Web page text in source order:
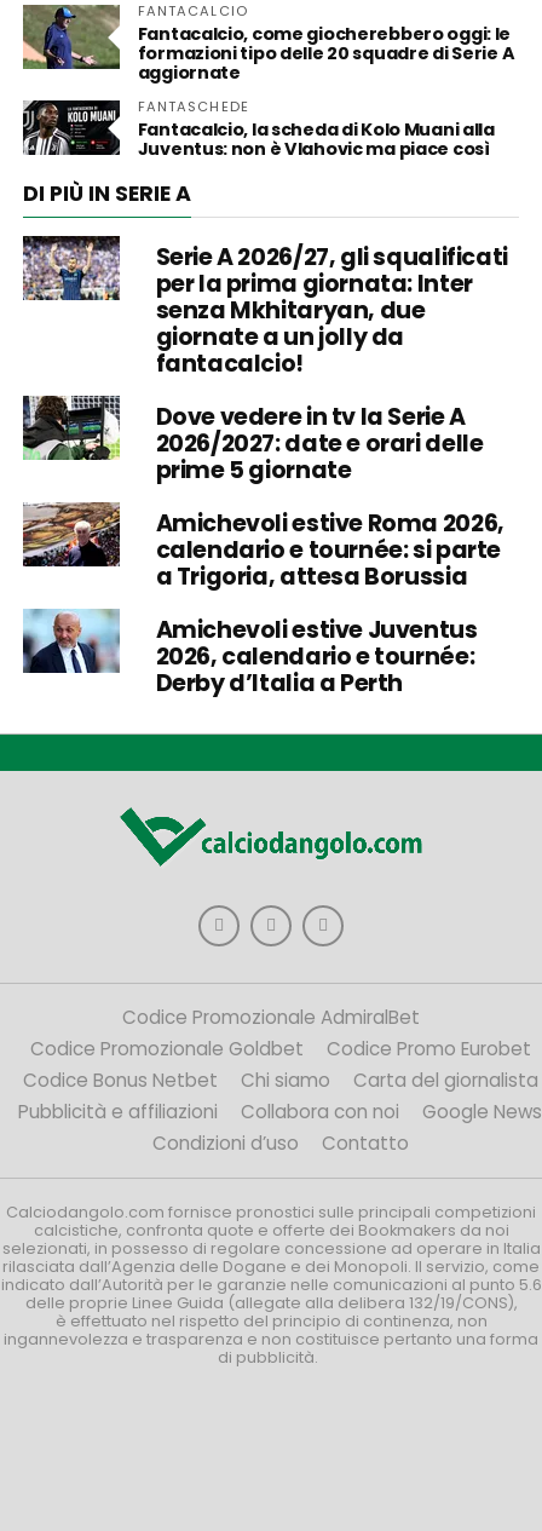
FANTACALCIO
Fantacalcio, come giocherebbero oggi: le
formazioni tipo delle 20 squadre di Serie A
aggiornate
FANTASCHEDE
Fantacalcio, la scheda di Kolo Muani alla
Juventus: non è Vlahovic ma piace così
DI PIÙ IN SERIE A
Serie A 2026/27, gli squalificati
per la prima giornata: Inter
senza Mkhitaryan, due
giornate a un jolly da
fantacalcio!
Dove vedere in tv la Serie A
2026/2027: date e orari delle
prime 5 giornate
Amichevoli estive Roma 2026,
calendario e tournée: si parte
a Trigoria, attesa Borussia
Amichevoli estive Juventus
2026, calendario e tournée:
Derby d’Italia a Perth
Codice Promozionale AdmiralBet
Codice Promozionale Goldbet
Codice Promo Eurobet
Codice Bonus Netbet
Chi siamo
Carta del giornalista
Pubblicità e affiliazioni
Collabora con noi
Google News
Condizioni d’uso
Contatto
Calciodangolo.com fornisce pronostici sulle principali competizioni
calcistiche, confronta quote e offerte dei Bookmakers da noi
selezionati, in possesso di regolare concessione ad operare in Italia
rilasciata dall’Agenzia delle Dogane e dei Monopoli. Il servizio, come
indicato dall’Autorità per le garanzie nelle comunicazioni al punto 5.6
delle proprie Linee Guida (allegate alla delibera 132/19/CONS),
è effettuato nel rispetto del principio di continenza, non
ingannevolezza e trasparenza e non costituisce pertanto una forma
di pubblicità.